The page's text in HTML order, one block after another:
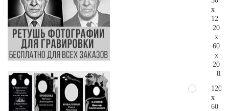
x
12
20
x
60
x
20
120
x
60